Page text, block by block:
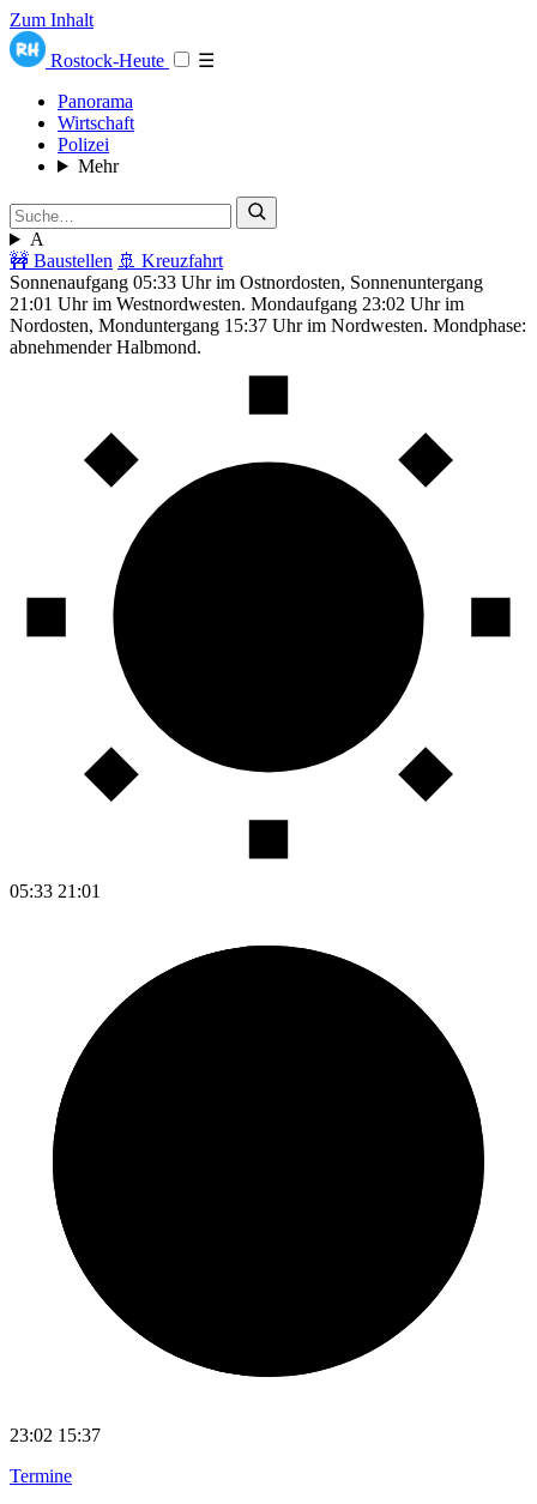
Zum Inhalt
Rostock-Heute
☰
Panorama
Wirtschaft
Polizei
Mehr
A
🚧 Baustellen 🚢 Kreuzfahrt
Sonnenaufgang 05:33 Uhr im Ostnordosten, Sonnenuntergang
21:01 Uhr im Westnordwesten. Mondaufgang 23:02 Uhr im
Nordosten, Monduntergang 15:37 Uhr im Nordwesten. Mondphase:
abnehmender Halbmond.
05:33 21:01
23:02 15:37
Termine